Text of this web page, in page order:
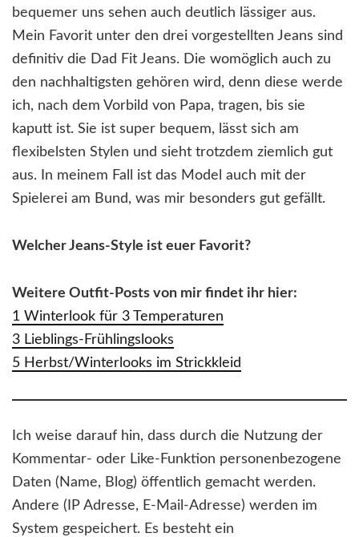
bequemer uns sehen auch deutlich lässiger aus.
Mein Favorit unter den drei vorgestellten Jeans sind
definitiv die Dad Fit Jeans. Die womöglich auch zu
den nachhaltigsten gehören wird, denn diese werde
ich, nach dem Vorbild von Papa, tragen, bis sie
kaputt ist. Sie ist super bequem, lässt sich am
flexibelsten Stylen und sieht trotzdem ziemlich gut
aus. In meinem Fall ist das Model auch mit der
Spielerei am Bund, was mir besonders gut gefällt.
Welcher Jeans-Style ist euer Favorit?
Weitere Outfit-Posts von mir findet ihr hier:
1 Winterlook für 3 Temperaturen
3 Lieblings-Frühlingslooks
5 Herbst/Winterlooks im Strickkleid
Ich weise darauf hin, dass durch die Nutzung der
Kommentar- oder Like-Funktion personenbezogene
Daten (Name, Blog) öffentlich gemacht werden.
Andere (IP Adresse, E-Mail-Adresse) werden im
System gespeichert. Es besteht ein